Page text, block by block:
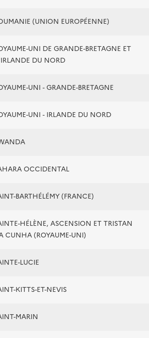
(UNION EUROPÉENNE)
UNI DE GRANDE-BRETAGNE ET
DU NORD
UNI - GRANDE-BRETAGNE
UNI - IRLANDE DU NORD
OCCIDENTAL
BARTHÉLÉMY (FRANCE)
HÉLÈNE, ASCENSION ET TRISTAN
CUNHA (ROYAUME-UNI)
LUCIE
KITTS-ET-NEVIS
MARIN